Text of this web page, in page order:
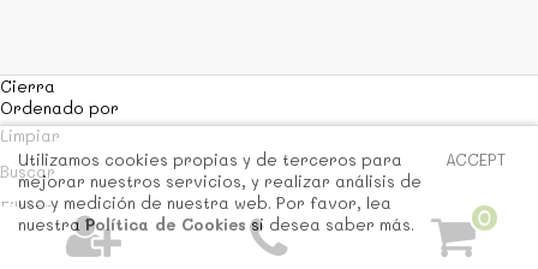
0
Cierra
Ordenado por
Limpiar
Buscar
Filtrar
ACCEPT
Utilizamos cookies propias y de terceros para
mejorar nuestros servicios, y realizar análisis de
uso y medición de nuestra web. Por favor, lea
nuestra Política de Cookies si desea saber más.